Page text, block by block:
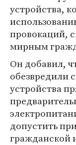
устройства,
провокаций,
мирным
Он добавил,
обезвредили
устройства
допустить
гражданской